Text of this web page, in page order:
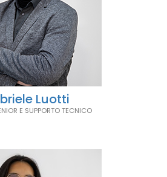
Luotti
E SUPPORTO TECNICO